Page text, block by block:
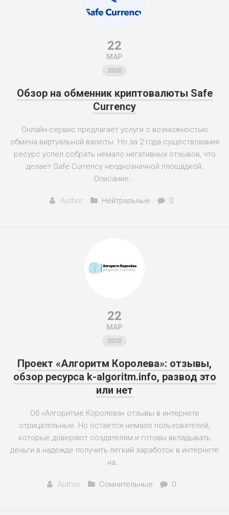
22
МАР
2020
Обзор на обменник криптовалюты Safe
Currency
Онлайн-сервис предлагает услуги с возможностью
обмена виртуальной валюты. Но за 2 года существования
ресурс успел собрать немало негативных отзывов, что
делает Safe Currency неоднозначной площадкой.
Описание...
Author Нейтральные 0
22
МАР
2020
Проект «Алгоритм Королева»: отзывы,
обзор ресурса k-algoritm.info, развод это
или нет
Об «Алгоритме Королева» отзывы в интернете
отрицательные. Но остается немало пользователей,
которые доверяют создателям и готовы вкладывать
деньги в надежде получить легкий заработок в интернете
на...
Author Сомнительные 0